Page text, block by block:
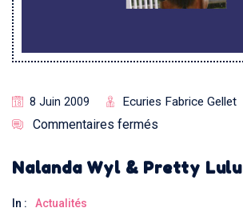
8 Juin 2009 Ecuries Fabrice Gellet
Commentaires fermés
Nalanda Wyl & Pretty Lulu
In : Actualités